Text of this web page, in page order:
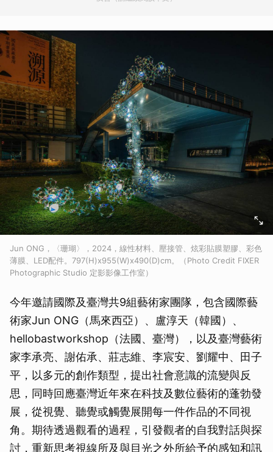
Jun ONG，〈珊瑚〉，2024，線性材料、壓接管、炫彩貼膜塑膠、彩色
薄膜、LED配件。797(H)x955(W)x490(D)cm。（Photo Credit FIXER
Photographic Studio 定影影像工作室）
今年邀請國際及臺灣共9組藝術家團隊，包含國際藝
術家Jun ONG（馬來西亞）、盧淳天（韓國）、
hellobastworkshop（法國、臺灣），以及臺灣藝術
家李承亮、謝佑承、莊志維、李宸安、劉耀中、田子
平，以多元的創作類型，提出社會意識的流變與反
思，同時回應臺灣近年來在科技及數位藝術的蓬勃發
展，從視覺、聽覺或觸覺展開每一件作品的不同視
角。期待透過觀看的過程，引發觀者的自我對話與探
討，重新思考視線所及與目光之外所給予的感知和訊